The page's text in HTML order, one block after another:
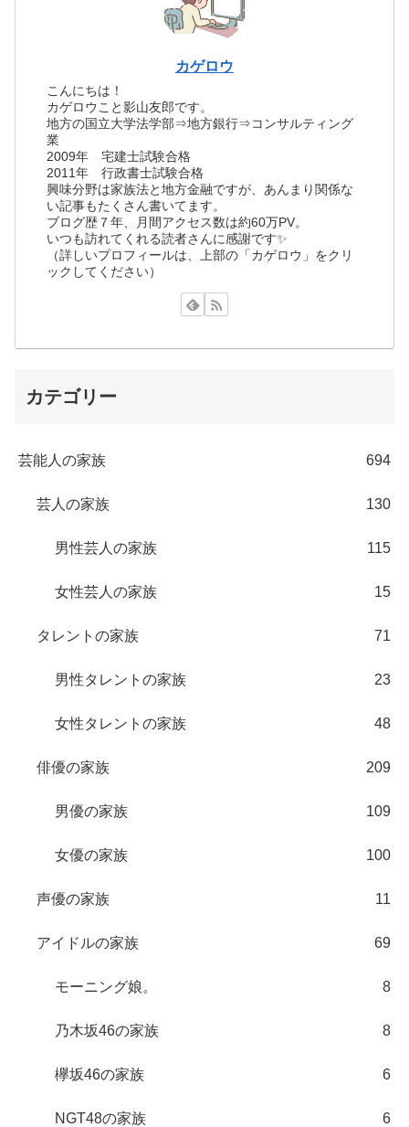
カゲロウ
こんにちは！
カゲロウこと影山友郎です。
地方の国立大学法学部⇒地方銀行⇒コンサルティング
業
2009年 宅建士試験合格
2011年 行政書士試験合格
興味分野は家族法と地方金融ですが、あんまり関係な
い記事もたくさん書いてます。
ブログ歴７年、月間アクセス数は約60万PV。
いつも訪れてくれる読者さんに感謝です✨
（詳しいプロフィールは、上部の「カゲロウ」をクリ
ックしてください）
カテゴリー
芸能人の家族 694
芸人の家族 130
男性芸人の家族 115
女性芸人の家族 15
タレントの家族 71
男性タレントの家族 23
女性タレントの家族 48
俳優の家族 209
男優の家族 109
女優の家族 100
声優の家族 11
アイドルの家族 69
モーニング娘。 8
乃木坂46の家族 8
欅坂46の家族 6
NGT48の家族 6